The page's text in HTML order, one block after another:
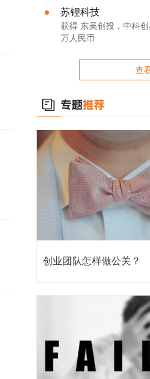
苏锂科技
获得 东吴创投，中科
万人民币
查
创业团队怎样做公关？